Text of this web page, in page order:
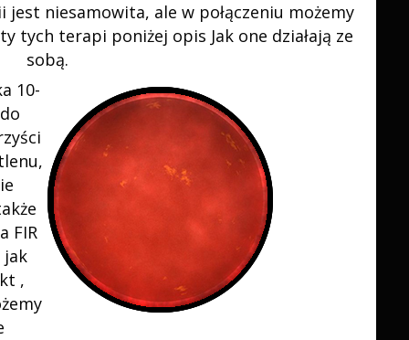
niesamowita, ale w połączeniu możemy
tych terapi poniżej opis Jak one działają ze
sobą.
10-
FIR
jak
,